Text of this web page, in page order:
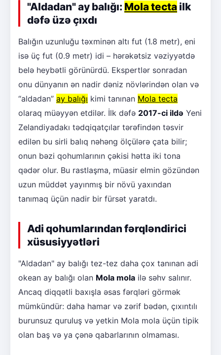
"Aldadan" ay balığı: Mola tecta ilk
dəfə üzə çıxdı
Balığın uzunluğu təxminən altı fut (1.8 metr), eni
isə üç fut (0.9 metr) idi – hərəkətsiz vəziyyətdə
belə heybətli görünürdü. Ekspertlər sonradan
onu dünyanın ən nadir dəniz növlərindən olan və
“aldadan” ay balığı kimi tanınan Mola tecta
olaraq müəyyən etdilər. İlk dəfə 2017-ci ildə Yeni
Zelandiyadakı tədqiqatçılar tərəfindən təsvir
edilən bu sirli balıq nəhəng ölçülərə çata bilir;
onun bəzi qohumlarının çəkisi hətta iki tona
qədər olur. Bu rastlaşma, müasir elmin gözündən
uzun müddət yayınmış bir növü yaxından
tanımaq üçün nadir bir fürsət yaratdı.
Adi qohumlarından fərqləndirici
xüsusiyyətləri
"Aldadan" ay balığı tez-tez daha çox tanınan adi
okean ay balığı olan Mola mola ilə səhv salınır.
Ancaq diqqətli baxışla əsas fərqləri görmək
mümkündür: daha hamar və zərif bədən, çıxıntılı
burunsuz quruluş və yetkin Mola mola üçün tipik
olan baş və ya çənə qabarlarının olmaması.